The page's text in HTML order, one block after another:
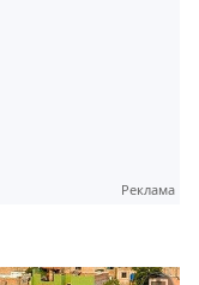
Реклама